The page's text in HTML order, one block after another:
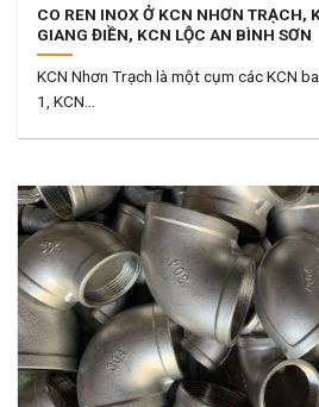
CO REN INOX Ở KCN NHƠN TRẠCH,
GIANG ĐIỀN, KCN LỘC AN BÌNH SƠN
KCN Nhơn Trạch là một cụm các KCN
1, KCN...